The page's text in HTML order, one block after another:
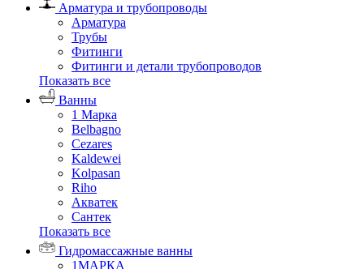
Арматура и трубопроводы
Арматура
Трубы
Фитинги
Фитинги и детали трубопроводов
Показать все
Ванны
1 Марка
Belbagno
Cezares
Kaldewei
Kolpasan
Riho
Акватек
Сантек
Показать все
Гидромассажные ванны
1МАРКА